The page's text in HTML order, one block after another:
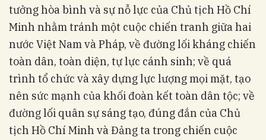
tưởng hòa bình và sự nỗ lực của Chủ tịch Hồ Chí
Minh nhằm tránh một cuộc chiến tranh giữa hai
nước Việt Nam và Pháp, về đường lối kháng chiến
toàn dân, toàn diện, tự lực cánh sinh; về quá
trình tổ chức và xây dựng lực lượng mọi mặt, tạo
nên sức mạnh của khối đoàn kết toàn dân tộc; về
đường lối quân sự sáng tạo, đúng đắn của Chủ
tịch Hồ Chí Minh và Đảng ta trong chiến cuộc